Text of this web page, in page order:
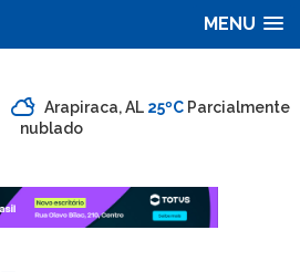
MENU
Arapiraca, AL 25ºC Parcialmente
nublado